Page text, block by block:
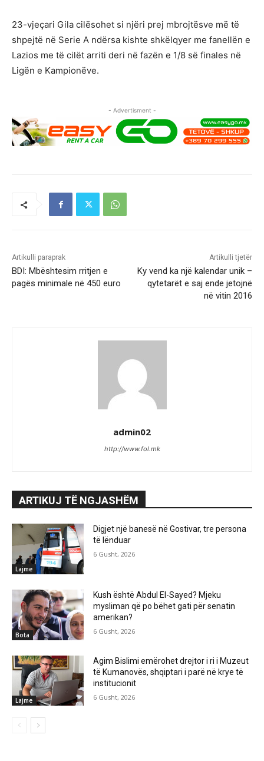
23-vjeçari Gila cilësohet si njëri prej mbrojtësve më të
shpejtë në Serie A ndërsa kishte shkëlqyer me fanellën e
Lazios me të cilët arriti deri në fazën e 1/8 së finales në
Ligën e Kampionëve.
- Advertisment -
Artikulli paraprak
BDI: Mbështesim rritjen e
pagës minimale në 450 euro
Artikulli tjetër
Ky vend ka një kalendar unik –
qytetarët e saj ende jetojnë
në vitin 2016
admin02
http://www.fol.mk
ARTIKUJ TË NGJASHËM
Lajme
Digjet një banesë në Gostivar, tre persona
të lënduar
6 Gusht, 2026
Bota
Kush është Abdul El-Sayed? Mjeku
mysliman që po bëhet gati për senatin
amerikan?
6 Gusht, 2026
Lajme
Agim Bislimi emërohet drejtor i ri i Muzeut
të Kumanovës, shqiptari i parë në krye të
institucionit
6 Gusht, 2026